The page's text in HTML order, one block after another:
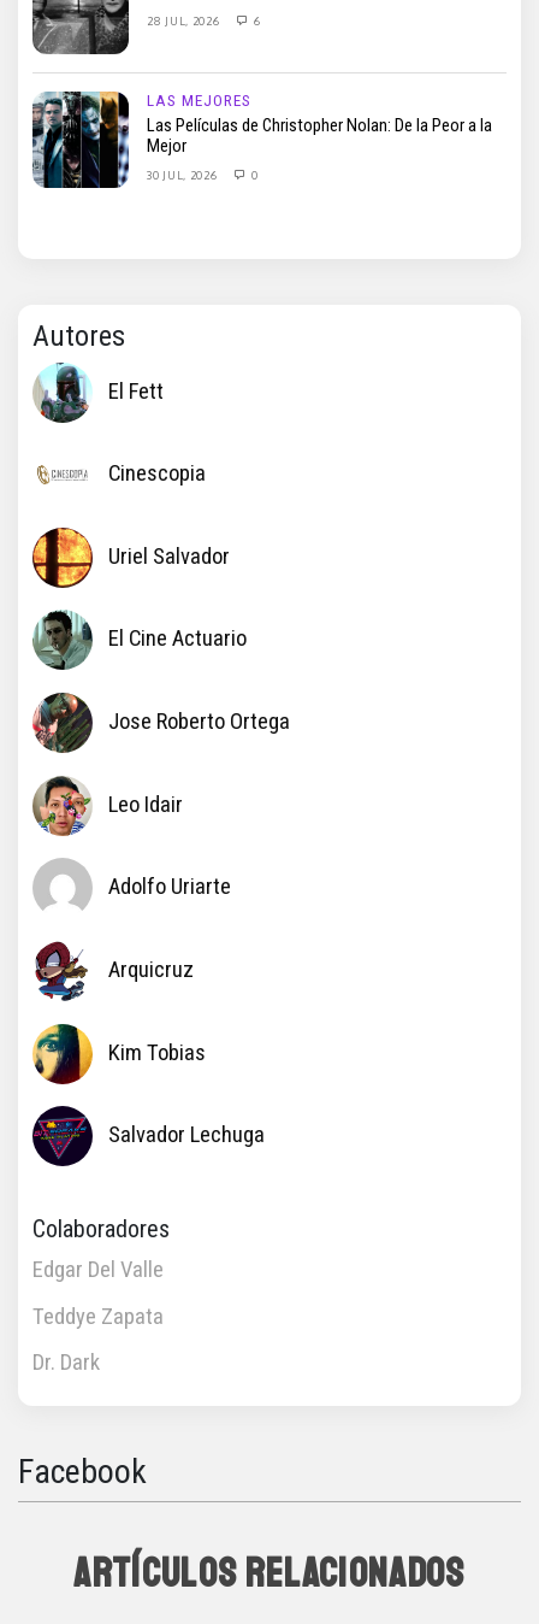
28 JUL, 2026 6
LAS MEJORES
Las Películas de Christopher Nolan: De la Peor a la
Mejor
30 JUL, 2026 0
Autores
El Fett
Cinescopia
Uriel Salvador
El Cine Actuario
Jose Roberto Ortega
Leo Idair
Adolfo Uriarte
Arquicruz
Kim Tobias
Salvador Lechuga
Colaboradores
Edgar Del Valle
Teddye Zapata
Dr. Dark
Facebook
ARTÍCULOS RELACIONADOS